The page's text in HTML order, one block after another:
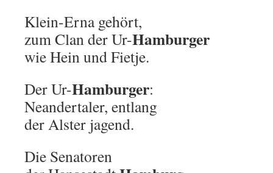
Klein-Erna gehört,
zum Clan der Ur-Hamburger
wie Hein und Fietje.
Der Ur-Hamburger:
Neandertaler, entlang
der Alster jagend.
Die Senatoren